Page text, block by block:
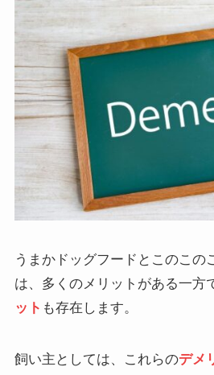
うまかドッグフードとこのこの
は、多くのメリットがある一方
ット も存在します。
飼い主としては、これらのデメ